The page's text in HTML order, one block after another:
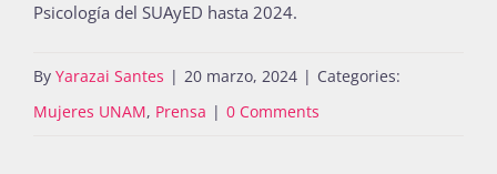
Psicología del SUAyED hasta 2024.
By Yarazai Santes | 20 marzo, 2024 | Categories:
Mujeres UNAM, Prensa | 0 Comments